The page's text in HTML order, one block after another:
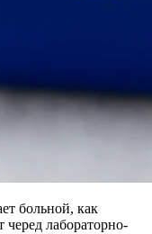
больной, как
черед лабораторно-